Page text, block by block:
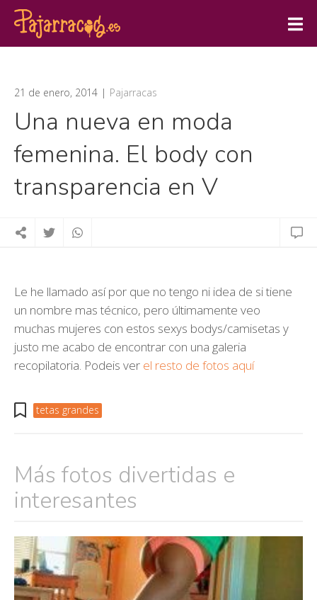
21 de enero, 2014 Pajarracas
Una nueva en moda
femenina. El body con
transparencia en V
Le he llamado así por que no tengo ni idea de si tiene
un nombre mas técnico, pero últimamente veo
muchas mujeres con estos sexys bodys/camisetas y
justo me acabo de encontrar con una galeria
recopilatoria. Podeis ver el resto de fotos aquí
tetas grandes
Más fotos divertidas e
interesantes